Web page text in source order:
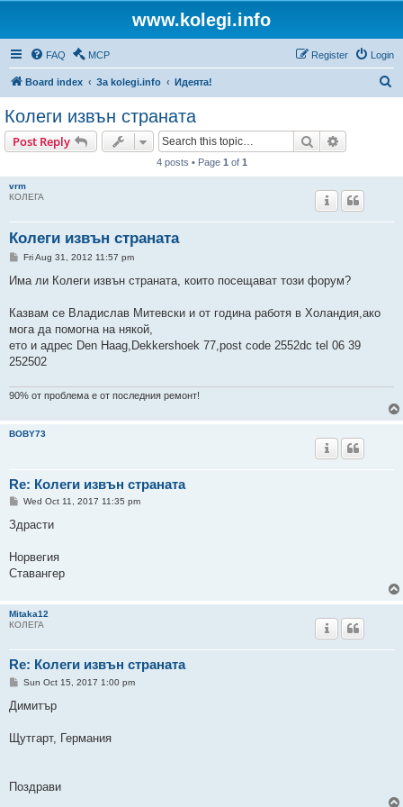
www.kolegi.info
FAQ MCP Login
Register
Board index За kolegi.info Идеята!
Колеги извън страната
Post Reply Search
4 posts • Page 1 of 1
vrm
КОЛЕГА
Колеги извън страната
P
s
Fri Aug 31, 2012 11:57 pm
Има ли Колеги извън страната, които посещават този форум?
Казвам се Владислав Митевски и от година работя в Холандия,ако
мога да помогна на някой,
ето и адрес Den Haag,Dekkershoek 77,post code 2552dc tel 06 39
252502
90% от проблема е от последния ремонт!
BOBY73
Re: Колеги извън страната
P
s
t
Wed Oct 11, 2017 11:35 pm
Здрасти
Норвегия
Ставангер
Mitaka12
КОЛЕГА
Re: Колеги извън страната
P
s
Sun Oct 15, 2017 1:00 pm
Димитър
Щутгарт, Германия
Поздрави